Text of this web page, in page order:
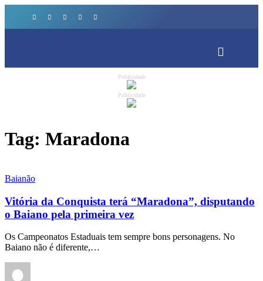
Publicidade
Publicidade
Tag: Maradona
Baianão
Vitória da Conquista terá “Maradona”, disputando
o Baiano pela primeira vez
Os Campeonatos Estaduais tem sempre bons personagens. No
Baiano não é diferente,…